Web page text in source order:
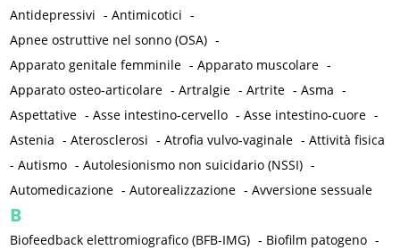
Antidepressivi -Antimicotici -
Apnee ostruttive nel sonno (OSA) -
Apparato genitale femminile -Apparato muscolare -
Apparato osteo-articolare -Artralgie -Artrite -Asma -
Aspettative -Asse intestino-cervello -Asse intestino-cuore -
Astenia -Aterosclerosi -Atrofia vulvo-vaginale -Attività fisica
-Autismo -Autolesionismo non suicidario (NSSI) -
Automedicazione -Autorealizzazione -Avversione sessuale
B
Biofeedback elettromiografico (BFB-IMG) - Biofilm patogeno -